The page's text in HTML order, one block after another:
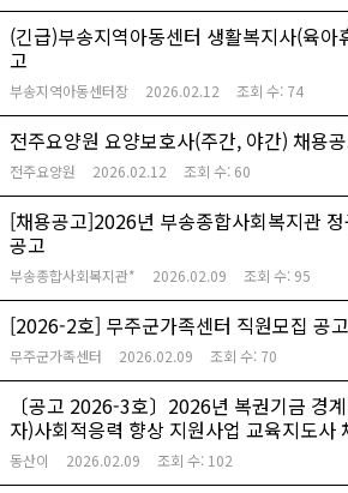
(긴급)부송지역아동센터 생활복지사(육아
고
부송지역아동센터장 2026.02.12 조회 수: 74
전주요양원 요양보호사(주간, 야간) 채용
전주요양원 2026.02.12 조회 수: 60
[채용공고]2026년 부송종합사회복지관
공고
부송종합사회복지관* 2026.02.09 조회 수: 95
[2026-2호] 무주군가족센터 직원모집 공고
무주군가족센터 2026.02.09 조회 수: 70
〔공고 2026-3호〕2026년 복권기금 경
자)사회적응력 향상 지원사업 교육지도사
동산이 2026.02.09 조회 수: 102